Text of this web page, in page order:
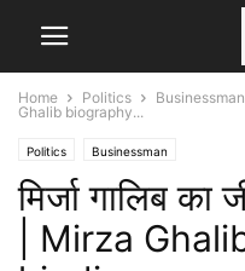
Home Politics Businessman
Ghalib biography...
Politics Businessman
मिर्जा गालिब का
| Mirza